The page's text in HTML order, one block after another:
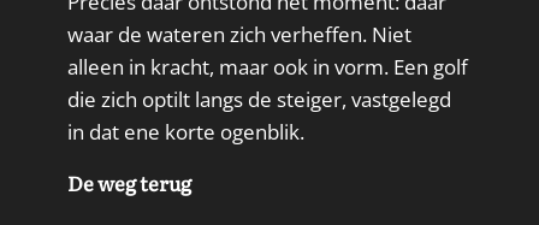
waar de wateren zich verheffen. Niet
alleen in kracht, maar ook in vorm. Een golf
die zich optilt langs de steiger, vastgelegd
in dat ene korte ogenblik.
De weg terug